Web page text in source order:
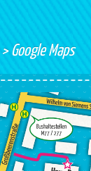
Google Maps